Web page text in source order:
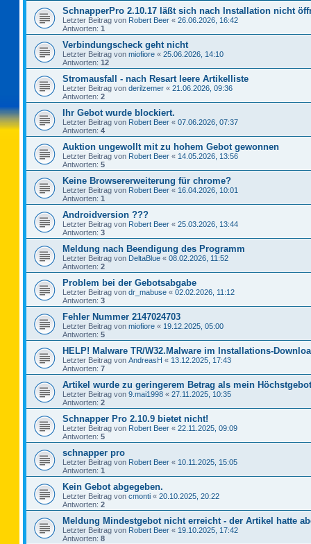
SchnapperPro 2.10.17 läßt sich nach Installation nicht
Letzter Beitrag von Robert Beer « 26.06.2026, 16:42
Antworten: 1
Verbindungscheck geht nicht
Letzter Beitrag von miofiore « 25.06.2026, 14:10
Antworten: 12
Stromausfall - nach Resart leere Artikelliste
Letzter Beitrag von derilzemer « 21.06.2026, 09:36
Antworten: 2
Ihr Gebot wurde blockiert.
Letzter Beitrag von Robert Beer « 07.06.2026, 07:37
Antworten: 4
Auktion ungewollt mit zu hohem Gebot gewonnen
Letzter Beitrag von Robert Beer « 14.05.2026, 13:56
Antworten: 5
Keine Browsererweiterung für chrome?
Letzter Beitrag von Robert Beer « 16.04.2026, 10:01
Antworten: 1
Androidversion ???
Letzter Beitrag von Robert Beer « 25.03.2026, 13:44
Antworten: 3
Meldung nach Beendigung des Programm
Letzter Beitrag von DeltaBlue « 08.02.2026, 11:52
Antworten: 2
Problem bei der Gebotsabgabe
Letzter Beitrag von dr_mabuse « 02.02.2026, 11:12
Antworten: 3
Fehler Nummer 2147024703
Letzter Beitrag von miofiore « 19.12.2025, 05:00
Antworten: 5
HELP! Malware TR/W32.Malware im Installations-
Letzter Beitrag von AndreasH « 13.12.2025, 17:43
Antworten: 7
Artikel wurde zu geringerem Betrag als mein
Letzter Beitrag von 9.mai1998 « 27.11.2025, 10:35
Antworten: 2
Schnapper Pro 2.10.9 bietet nicht!
Letzter Beitrag von Robert Beer « 22.11.2025, 09:09
Antworten: 5
schnapper pro
Letzter Beitrag von Robert Beer « 10.11.2025, 15:05
Antworten: 1
Kein Gebot abgegeben.
Letzter Beitrag von cmonti « 20.10.2025, 20:22
Antworten: 2
Meldung Mindestgebot nicht erreicht - der Artikel hatte
Letzter Beitrag von Robert Beer « 19.10.2025, 17:42
Antworten: 8